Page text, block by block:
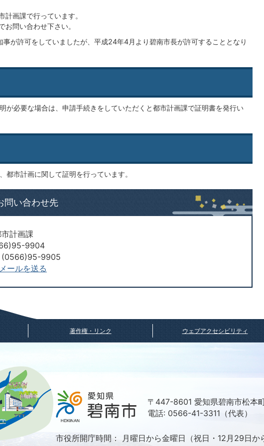
計画課で行っています。
お問い合わせ下さい。
が許可をしていましたが、平成24年4月より碧南市長が許可することとなり
が必要な場合は、申請手続きをしていただくと都市計画課で証明書を発行い
都市計画に関して証明を行っています。
問い合わせ先
計画課
9904
(0566)95-9905
ールを送る
著作権・リンク ウェブアクセシビリティ
〒447-8601 愛知県碧南市松本
電話: 0566-41-3311（代表）
市役所開庁時間：
月曜日から金曜日（祝日・12月29日か